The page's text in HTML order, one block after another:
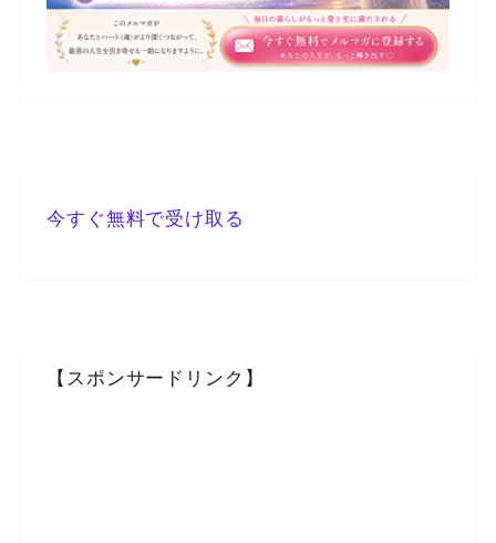
今すぐ無料で受け取る
【スポンサードリンク】